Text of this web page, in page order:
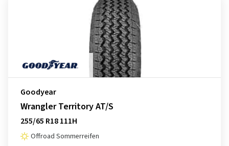
Goodyear
Wrangler Territory AT/S
255/65 R18 111H
Offroad Sommerreifen